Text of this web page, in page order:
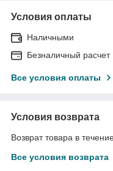
Условия оплаты
Наличными
Безналичный расчет
Все условия оплаты
Условия возврата
Возврат товара в
Все условия возврата